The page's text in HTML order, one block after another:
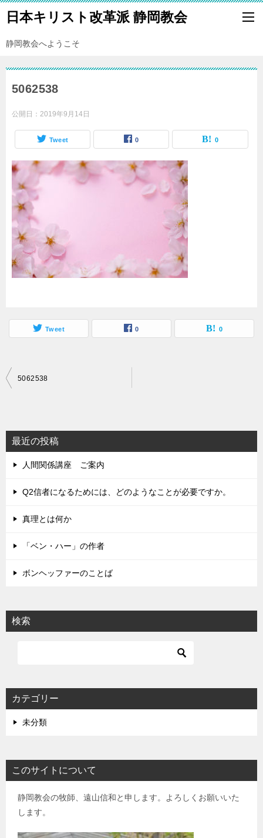
日本キリスト改革派 静岡教会
静岡教会へようこそ
5062538
公開日： 2019年9月14日
Tweet 0 0
Tweet 0 0
投
ビ
ゲ
ー
シ
5062538
最近の投稿
人間関係講座 ご案内
Q2信者になるためには、どのようなことが必要ですか。
真理とは何か
「ベン・ハー」の作者
ボンヘッファーのことば
検索
カテゴリー
未分類
このサイトについて
静岡教会の牧師、遠山信和と申します。よろしくお願いいた
します。